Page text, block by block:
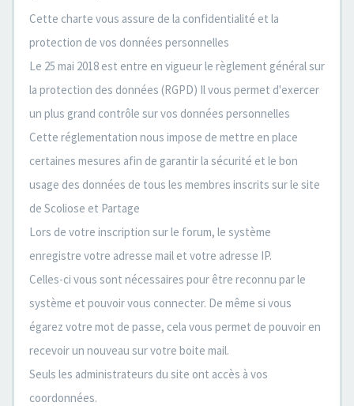
Cette charte vous assure de la confidentialité et la
protection de vos données personnelles
Le 25 mai 2018 est entre en vigueur le règlement général sur
la protection des données (RGPD) Il vous permet d'exercer
un plus grand contrôle sur vos données personnelles
Cette réglementation nous impose de mettre en place
certaines mesures afin de garantir la sécurité et le bon
usage des données de tous les membres inscrits sur le site
de Scoliose et Partage
Lors de votre inscription sur le forum, le système
enregistre votre adresse mail et votre adresse IP.
Celles-ci vous sont nécessaires pour être reconnu par le
système et pouvoir vous connecter. De même si vous
égarez votre mot de passe, cela vous permet de pouvoir en
recevoir un nouveau sur votre boite mail.
Seuls les administrateurs du site ont accès à vos
coordonnées.